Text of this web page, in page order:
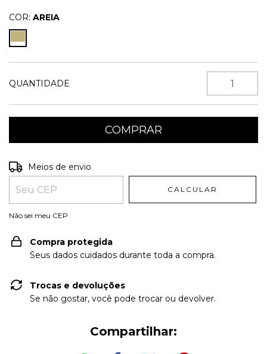
COR: AREIA
QUANTIDADE
Entregas para o CEP:
Meios de envio
CALCULAR
Não sei meu CEP
Compra protegida
Seus dados cuidados durante toda a compra.
Trocas e devoluções
Se não gostar, você pode trocar ou devolver.
Compartilhar: